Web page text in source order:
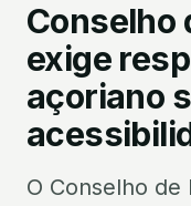
Conselho
exige
açoriano
O Conselho de